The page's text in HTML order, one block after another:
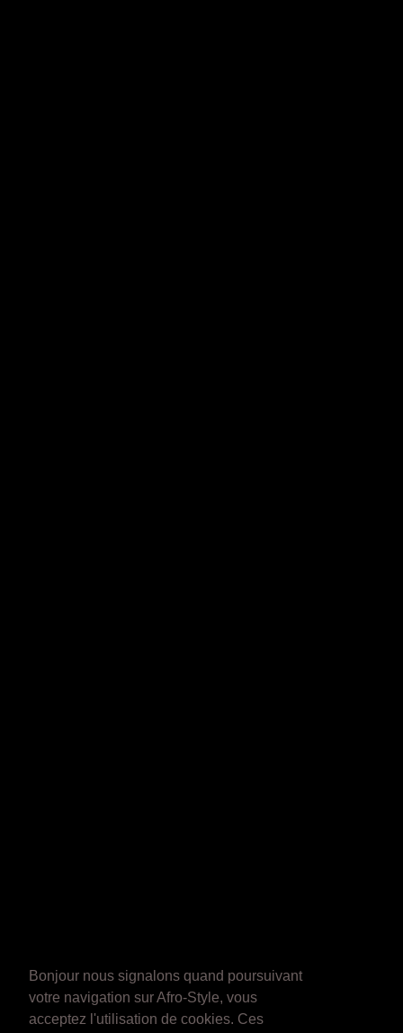
Bonjour nous signalons quand poursuivant
votre navigation sur Afro-Style, vous
acceptez l'utilisation de cookies. Ces